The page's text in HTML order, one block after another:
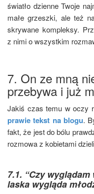
świa­tło dzien­ne Two­je
małe grzesz­ki, ale też
skry­wa­ne kom­plek­sy.
z nimi o wszyst­kim
7. On ze mną
przebywa i już
Jakiś czas temu w oczy
pra­wie tekst na blo­gu.
fakt, że jest do bólu
roz­mo­wa z kobie­ta­mi
7.1. “Czy
laska wygląda